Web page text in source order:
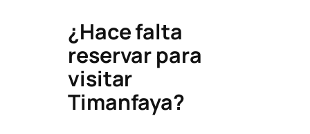
¿Hace falta
reservar para
visitar
Timanfaya?